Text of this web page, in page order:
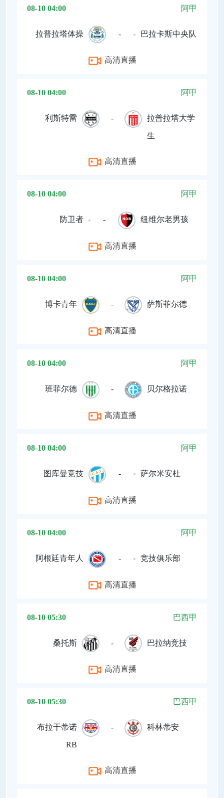
08-10 04:00 阿甲
拉普拉塔体操 - 巴拉卡斯中央队
高清直播
08-10 04:00 阿甲
利斯特雷 - 拉普拉塔大学
生
高清直播
08-10 04:00 阿甲
防卫者 - 纽维尔老男孩
高清直播
08-10 04:00 阿甲
博卡青年 - 萨斯菲尔德
高清直播
08-10 04:00 阿甲
班菲尔德 - 贝尔格拉诺
高清直播
08-10 04:00 阿甲
图库曼竞技 - 萨尔米安杜
高清直播
08-10 04:00 阿甲
阿根廷青年人 - 竞技俱乐部
高清直播
08-10 05:30 巴西甲
桑托斯 - 巴拉纳竞技
高清直播
08-10 05:30 巴西甲
布拉干蒂诺
RB
- 科林蒂安
高清直播